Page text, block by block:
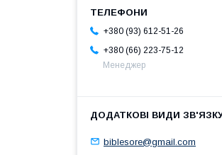
+380 (93) 612-51-26
+380 (66) 223-75-12
Менеджер
biblesore@gmail.com